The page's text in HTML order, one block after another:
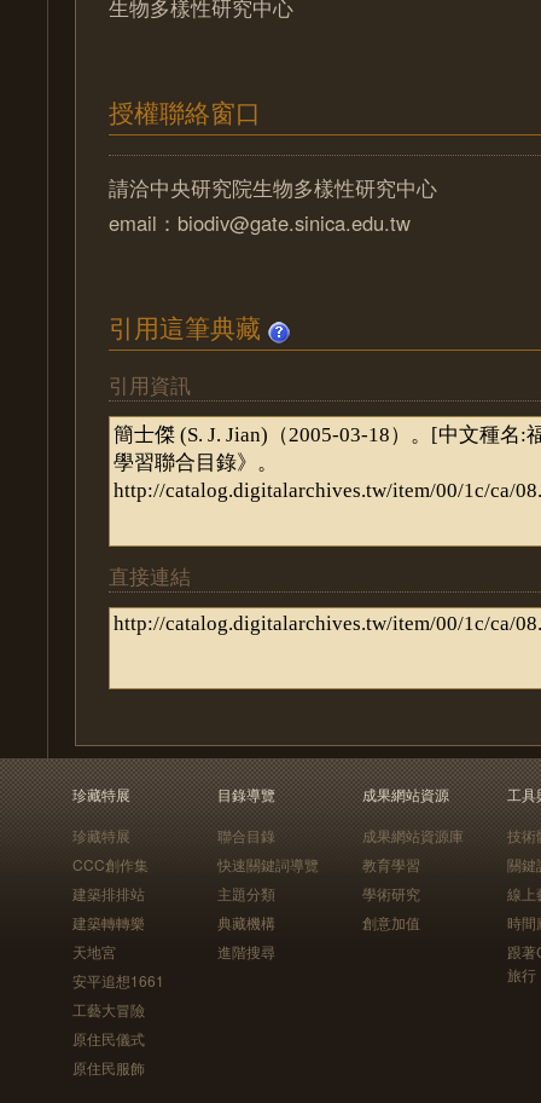
生物多樣性研究中心
授權聯絡窗口
請洽中央研究院生物多樣性研究中心
email：biodiv@gate.sinica.edu.tw
引用這筆典藏
引用資訊
直接連結
珍藏特展
珍藏特展
CCC創作集
建築排排站
建築轉轉樂
天地宮
安平追想1661
工藝大冒險
原住民儀式
原住民服飾
目錄導覽
聯合目錄
快速關鍵詞導覽
主題分類
典藏機構
進階搜尋
成果網站資源
成果網站資源庫
教育學習
學術研究
創意加值
工具
技術
關鍵
線上
時間
跟
旅行